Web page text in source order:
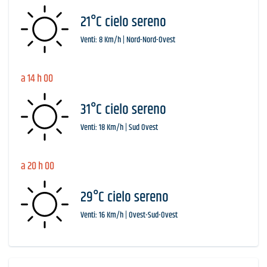
21°C cielo sereno
Venti: 8 Km/h | Nord-Nord-Ovest
a 14 h 00
31°C cielo sereno
Venti: 18 Km/h | Sud Ovest
a 20 h 00
29°C cielo sereno
Venti: 16 Km/h | Ovest-Sud-Ovest